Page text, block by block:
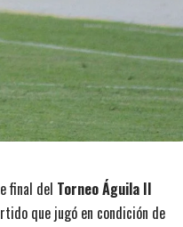
final del Torneo Águila II
que jugó en condición de